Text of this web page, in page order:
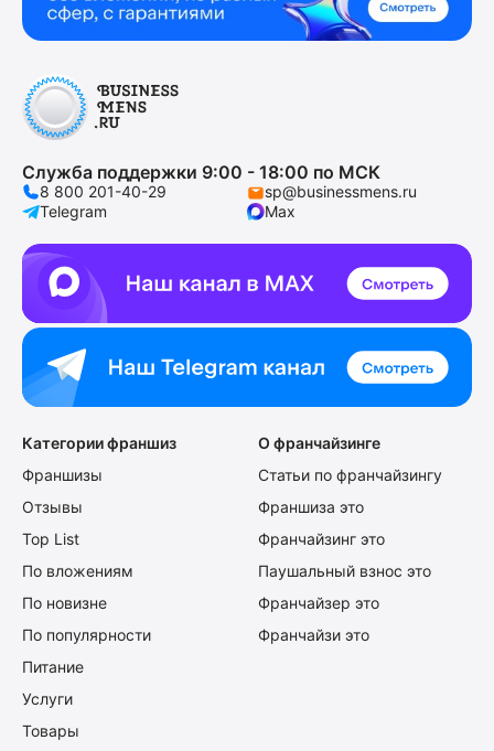
Служба поддержки 9:00 - 18:00 по МСК
8 800 201-40-29
sp@businessmens.ru
Telegram
Max
Категории франшиз
Франшизы
Отзывы
Top List
По вложениям
По новизне
По популярности
Питание
Услуги
Товары
О франчайзинге
Статьи по франчайзингу
Франшиза это
Франчайзинг это
Паушальный взнос это
Франчайзер это
Франчайзи это